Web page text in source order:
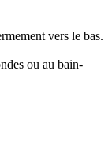
vers le bas.
ou au bain-